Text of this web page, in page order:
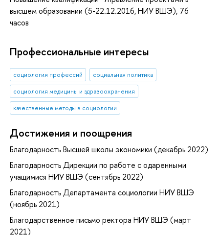
высшем образовании (5-22.12.2016, НИУ ВШЭ), 76
часов
Профессиональные интересы
социология профессий
социальная политика
социология медицины и здравоохранения
качественные методы в социологии
Достижения и поощрения
Благодарность Высшей школы экономики (декабрь 2022)
Благодарность Дирекции по работе с одаренными
учащимися НИУ ВШЭ (сентябрь 2022)
Благодарность Департамента социологии НИУ ВШЭ
(ноябрь 2021)
Благодарственное письмо ректора НИУ ВШЭ (март
2021)